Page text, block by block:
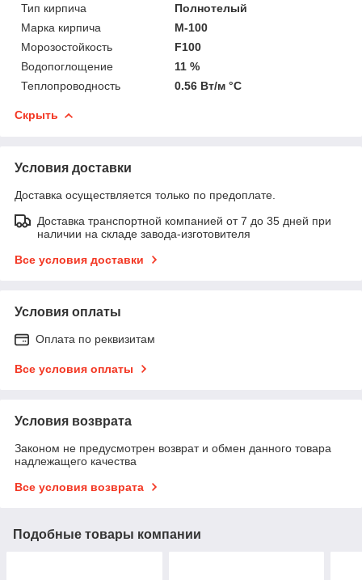
Тип кирпича
Полнотелый
Марка кирпича
М-100
Морозостойкость
F100
Водопоглощение
11 %
Теплопроводность
0.56 Вт/м °С
Скрыть
Условия доставки
Доставка осуществляется только по предоплате.
Доставка транспортной компанией от 7 до 35 дней при
наличии на складе завода-изготовителя
Все условия доставки
Условия оплаты
Оплата по реквизитам
Все условия оплаты
Условия возврата
Законом не предусмотрен возврат и обмен данного товара
надлежащего качества
Все условия возврата
Подобные товары компании